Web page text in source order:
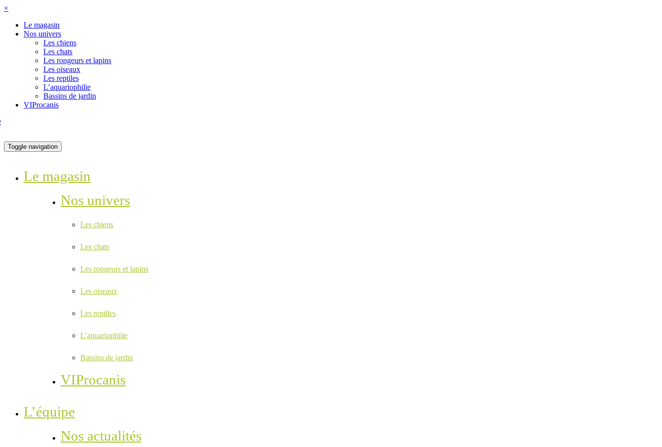
×
Le magasin
Nos univers
Les chiens
Les chats
Les rongeurs et lapins
Les oiseaux
Les reptiles
L’aquariophilie
Bassins de jardin
VIProcanis
Toggle navigation
Le magasin
Nos univers
Les chiens
Les chats
Les rongeurs et lapins
Les oiseaux
Les reptiles
L’aquariophilie
Bassins de jardin
VIProcanis
L’équipe
Nos actualités